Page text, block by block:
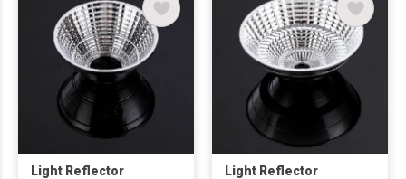
Light Reflector Light Reflector